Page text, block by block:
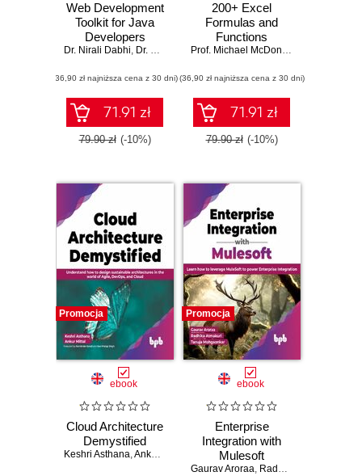
Web Development
Toolkit for Java
Developers
Dr. Nirali Dabhi, Dr. Dharmendra Patel ,Dr. Atul Patel
(36,90 zł najniższa cena z 30 dni)
71.91 zł
79.90 zł (-10%)
200+ Excel
Formulas and
Functions
Prof. Michael McDonald
(36,90 zł najniższa cena z 30 dni)
71.91 zł
79.90 zł (-10%)
Promocja
ebook
Cloud Architecture
Demystified
Keshri Asthana,Ankur Mittal
Promocja
ebook
Enterprise
Integration with
Mulesoft
Gaurav Aroraa, Radhika Atmakuri